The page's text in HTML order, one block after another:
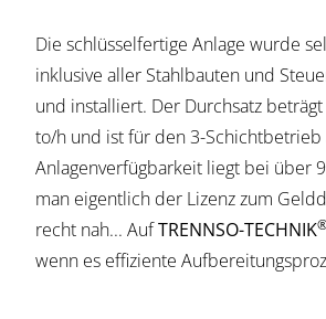
Die schlüsselfertige Anlage wurde
inklusive aller Stahlbauten und
und installiert. Der Durchsatz
to/h und ist für den 3-Schichtbetrieb
Anlagenverfügbarkeit liegt bei über
man eigentlich der Lizenz zum
recht nah... AufTRENNSO-TECHNIK
wenn es effiziente